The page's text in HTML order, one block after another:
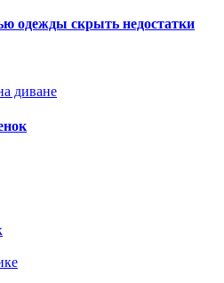
одежды скрыть недостатки